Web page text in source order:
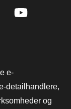
e-
detailhandlere,
og